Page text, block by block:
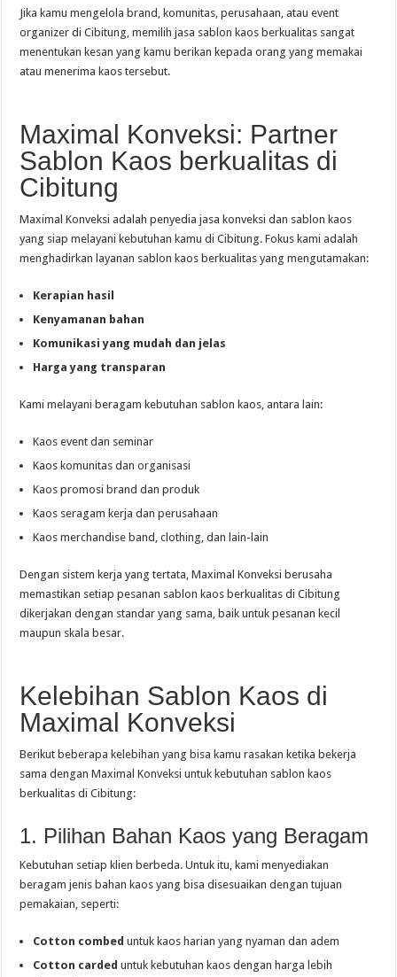
Jika kamu mengelola brand, komunitas, perusahaan, atau event
organizer di Cibitung, memilih jasa sablon kaos berkualitas sangat
menentukan kesan yang kamu berikan kepada orang yang memakai
atau menerima kaos tersebut.
Maximal Konveksi: Partner
Sablon Kaos berkualitas di
Cibitung
Maximal Konveksi adalah penyedia jasa konveksi dan sablon kaos
yang siap melayani kebutuhan kamu di Cibitung. Fokus kami adalah
menghadirkan layanan sablon kaos berkualitas yang mengutamakan:
Kerapian hasil
Kenyamanan bahan
Komunikasi yang mudah dan jelas
Harga yang transparan
Kami melayani beragam kebutuhan sablon kaos, antara lain:
Kaos event dan seminar
Kaos komunitas dan organisasi
Kaos promosi brand dan produk
Kaos seragam kerja dan perusahaan
Kaos merchandise band, clothing, dan lain-lain
Dengan sistem kerja yang tertata, Maximal Konveksi berusaha
memastikan setiap pesanan sablon kaos berkualitas di Cibitung
dikerjakan dengan standar yang sama, baik untuk pesanan kecil
maupun skala besar.
Kelebihan Sablon Kaos di
Maximal Konveksi
Berikut beberapa kelebihan yang bisa kamu rasakan ketika bekerja
sama dengan Maximal Konveksi untuk kebutuhan sablon kaos
berkualitas di Cibitung:
1. Pilihan Bahan Kaos yang Beragam
Kebutuhan setiap klien berbeda. Untuk itu, kami menyediakan
beragam jenis bahan kaos yang bisa disesuaikan dengan tujuan
pemakaian, seperti:
Cotton combed untuk kaos harian yang nyaman dan adem
Cotton carded untuk kebutuhan kaos dengan harga lebih